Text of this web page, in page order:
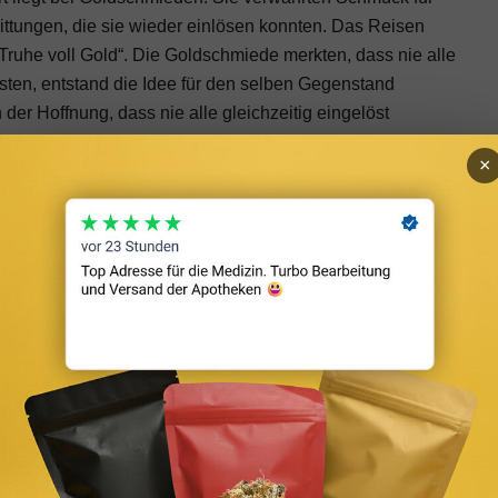
die sie wieder einlösen konnten. Das Reisen
voll Gold“. Die Goldschmiede merkten, dass nie alle
entstand die Idee für den selben Gegenstand
Hoffnung, dass nie alle gleichzeitig eingelöst
×